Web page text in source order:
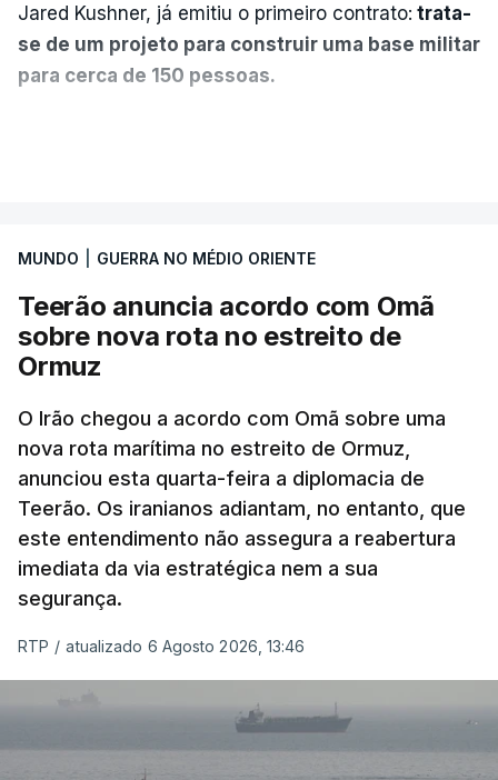
Jared Kushner, já emitiu o primeiro contrato: trata-
se de um projeto para construir uma base militar
para cerca de 150 pessoas.
que já colaborou com a Administração norte-
americana em projetos no Médio Oriente,
nomeadamente no Iraque.
militar deverá ficar nos 60 por cento de
território de Gaza que Israel controla e a cerca
de 1,5 quilómetros da fronteira com Israel.
Permite, desta forma, uma extração rápida em
caso de ataque.
Segundo um funcionário do Conselho de Paz, a
organização está na “fase final de preparação de
MUNDO GUERRA NO MÉDIO ORIENTE
Teerão anuncia acordo com Omã
sobre nova rota no estreito de
Ormuz
O Irão chegou a acordo com Omã sobre uma
nova rota marítima no estreito de Ormuz,
anunciou esta quarta-feira a diplomacia de
Teerão. Os iranianos adiantam, no entanto, que
este entendimento não assegura a reabertura
imediata da via estratégica nem a sua
segurança.
RTP / atualizado 6 Agosto 2026, 13:46